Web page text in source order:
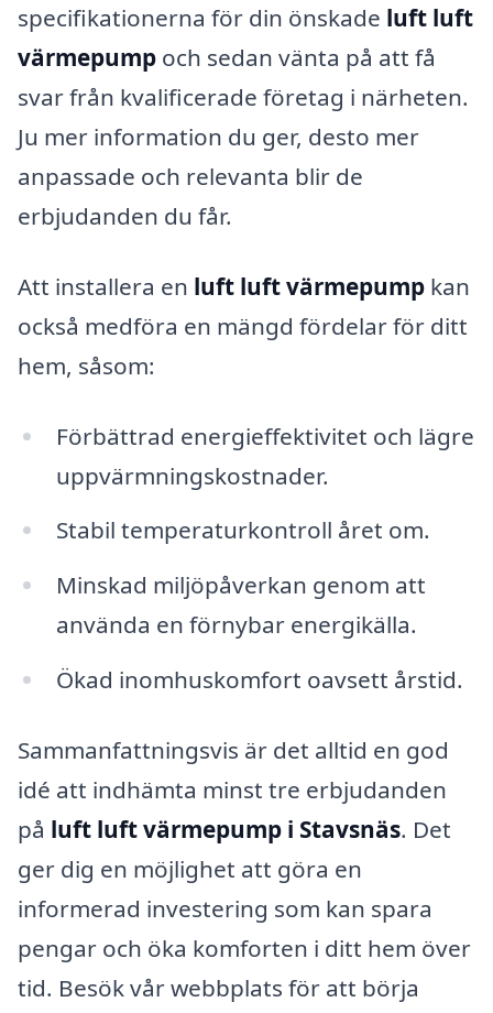
specifikationerna för din önskade luft luft
värmepump och sedan vänta på att få
svar från kvalificerade företag i närheten.
Ju mer information du ger, desto mer
anpassade och relevanta blir de
erbjudanden du får.
Att installera en luft luft värmepump kan
också medföra en mängd fördelar för ditt
hem, såsom:
Förbättrad energieffektivitet och lägre
uppvärmningskostnader.
Stabil temperaturkontroll året om.
Minskad miljöpåverkan genom att
använda en förnybar energikälla.
Ökad inomhuskomfort oavsett årstid.
Sammanfattningsvis är det alltid en god
idé att indhämta minst tre erbjudanden
på luft luft värmepump i Stavsnäs. Det
ger dig en möjlighet att göra en
informerad investering som kan spara
pengar och öka komforten i ditt hem över
tid. Besök vår webbplats för att börja